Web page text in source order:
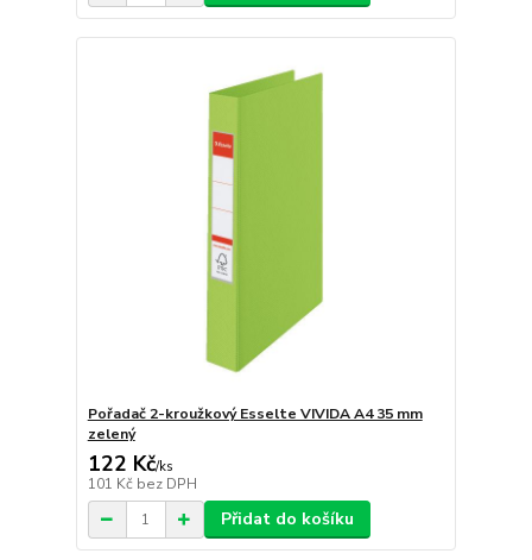
Pořadač 2-kroužkový Esselte VIVIDA A4 35 mm
zelený
122 Kč/ks
101 Kč bez DPH
Přidat do košíku